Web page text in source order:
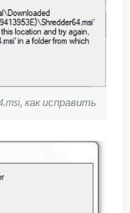
как исправить